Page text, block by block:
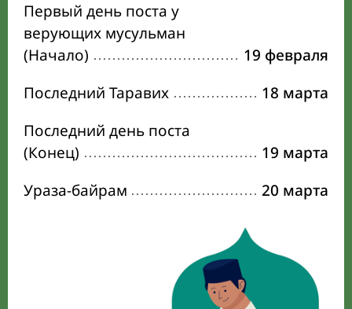
Первый день поста у
верующих мусульман
(Начало)
19 февраля
Последний Таравих
18 марта
Последний день поста
(Конец)
19 марта
Ураза-байрам
20 марта